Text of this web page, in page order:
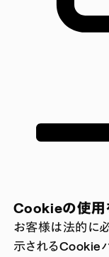
Cookieの使用
お客様は法的に
示されるCookie